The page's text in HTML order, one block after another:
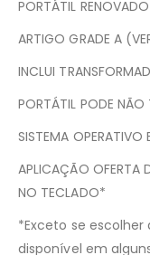
PORTÁTIL
ARTIGO GRADE A
INCLUI
PORTÁTIL PODE NÃO
SISTEMA OPERATIVO
APLICAÇÃO OFERTA
NO TECLADO*
*Exceto se escolher
disponível em